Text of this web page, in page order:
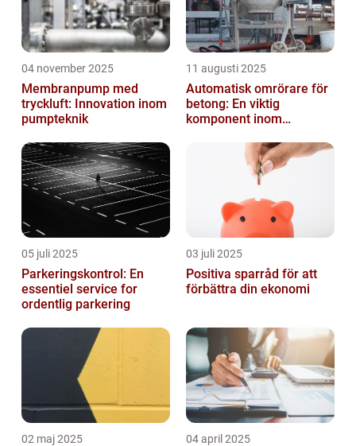
04 november 2025
Membranpump med
tryckluft: Innovation inom
pumpteknik
11 augusti 2025
Automatisk omrörare för
betong: En viktig
komponent inom
05 juli 2025
Parkeringskontrol: En
essentiel service for
ordentlig parkering
03 juli 2025
Positiva sparråd för att
förbättra din ekonomi
02 maj 2025 04 april 2025